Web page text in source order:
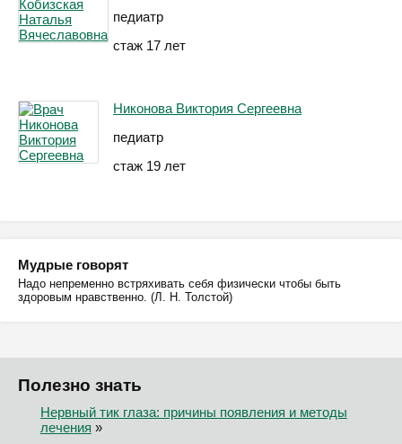
педиатр
стаж 17 лет
Никонова Виктория Сергеевна
педиатр
стаж 19 лет
Мудрые говорят
Надо непременно встряхивать себя физически чтобы быть
здоровым нравственно. (Л. Н. Толстой)
Полезно знать
Нервный тик глаза: причины появления и методы
лечения »